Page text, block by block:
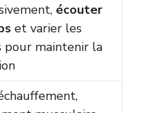
écouter
et varier les
pour maintenir la